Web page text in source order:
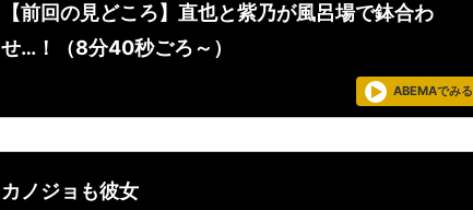
【前回の見どころ】直也と紫乃が風呂場で鉢合わ
せ…！（8分40秒ごろ～）
ABEMAでみる
カノジョも彼女